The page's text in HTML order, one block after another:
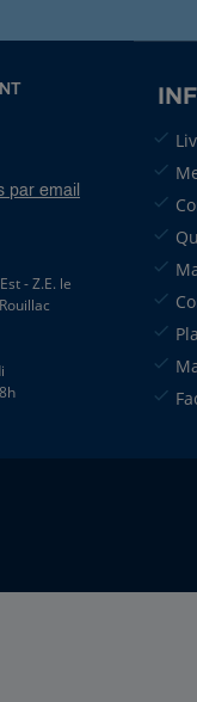
par email
- Z.E. le